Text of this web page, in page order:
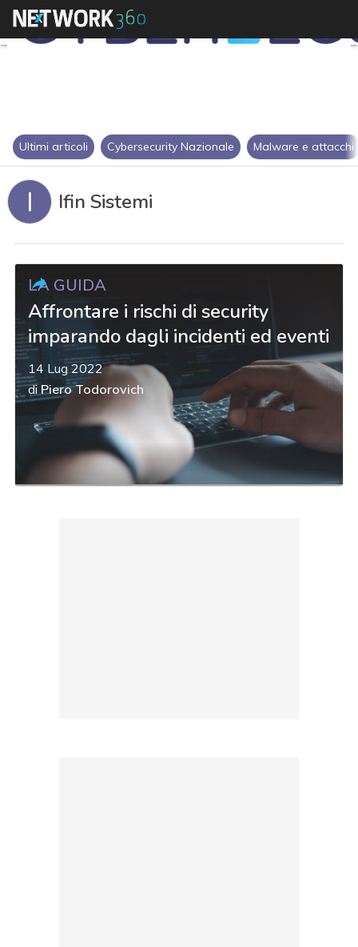
Ultimi articoli Cybersecurity Nazionale Malware e attacchi
I Ifin Sistemi
LA GUIDA
Affrontare i rischi di security
imparando dagli incidenti ed eventi
14 Lug 2022
di Piero Todorovich